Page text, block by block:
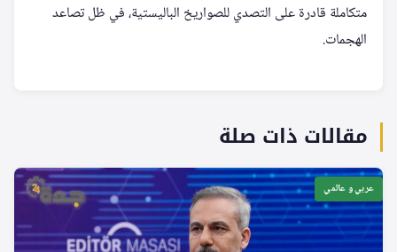
متكاملة قادرة على التصدي للصواريخ الباليستية، في ظل تصاعد
الهجمات.
مقالات ذات صلة
عربي و عالمي